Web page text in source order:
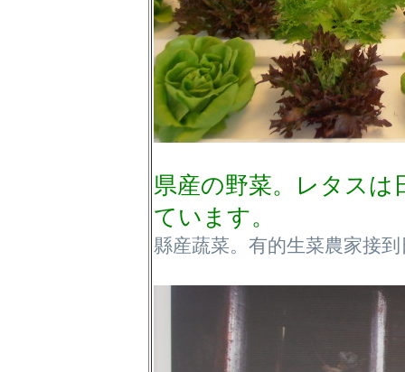
県産の野菜。レタスは
ています。
縣産蔬菜。有的生菜農家接